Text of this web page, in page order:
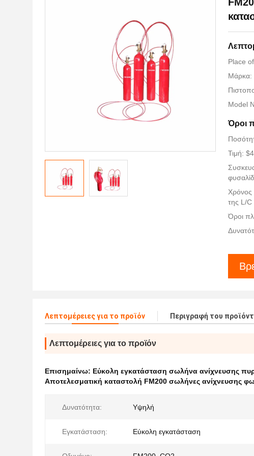
Place
Μάρκα:
Model
Όροι
Τιμή:
Χρόνος
της L/C
Όροι
Λεπτομέρειες για το προϊόν Περιγραφή του
Λεπτομέρειες για το προϊόν
Επισημαίνω: Εύκολη εγκατάσταση σωλήνα ανίχνευσης
Αποτελεσματική καταστολή FM200 σωλήνες ανίχνευσης
Δυνατότητα: Υψηλή
Εγκατάσταση: Εύκολη εγκατάσταση